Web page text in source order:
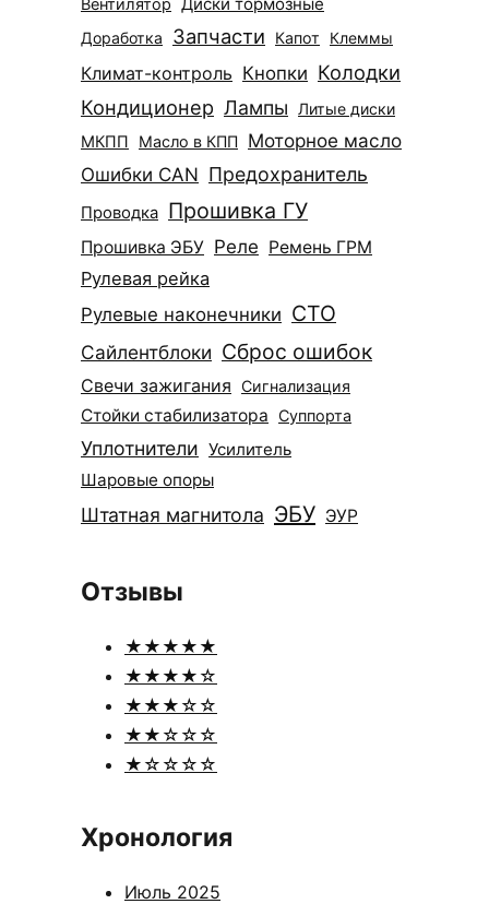
Доработка Запчасти Капот Клеммы
Климат-контроль Кнопки Колодки
Кондиционер Лампы Литые диски
МКПП Масло в КПП
Моторное масло
Ошибки CAN Предохранитель
Проводка Прошивка ГУ
Прошивка ЭБУ Реле Ремень ГРМ
Рулевая рейка
Рулевые наконечники СТО
Сайлентблоки Сброс ошибок
Свечи зажигания Сигнализация
Стойки стабилизатора Суппорта
Уплотнители Усилитель
Шаровые опоры
Штатная магнитола ЭБУ ЭУР
Отзывы
★★★★★
★★★★☆
★★★☆☆
★★☆☆☆
★☆☆☆☆
Хронология
Июль 2025